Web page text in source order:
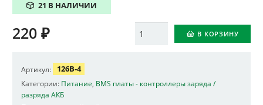
21 В НАЛИЧИИ
Количество В КОРЗИНУ
220 ₽
Артикул: 126B-4
Категории: Питание BMS платы - контроллеры заряда /
разряда АКБ